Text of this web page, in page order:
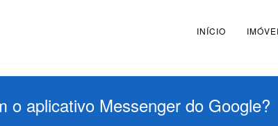
INÍCIO
o aplicativo Messenger do Google?